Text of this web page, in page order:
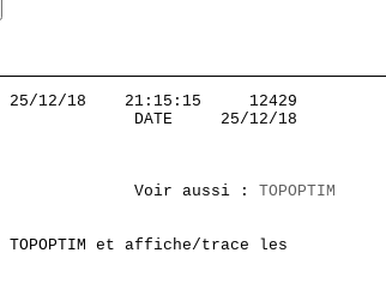
25/12/18    21:15:15     12429
DATE     25/12/18
Voir aussi :
TOPOPTIM
et affiche/trace les